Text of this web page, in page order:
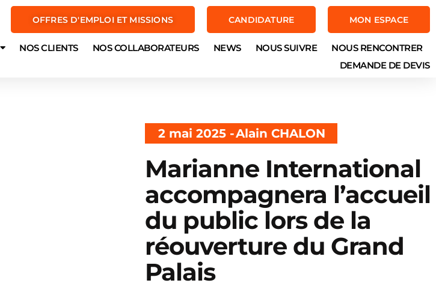
OFFRES D'EMPLOI ET MISSIONS CANDIDATURE MON ESPACE
NOS CLIENTS NOS COLLABORATEURS NEWS NOUS SUIVRE
NOUS RENCONTRER
DEMANDE DE DEVIS
2 mai 2025 -Alain CHALON
Marianne International
accompagnera l’accueil
du public lors de la
réouverture du Grand
Palais